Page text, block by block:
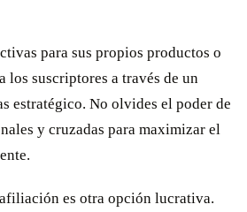
para sus propios productos o
los suscriptores a través de un
estratégico. No olvides el poder de
y cruzadas para maximizar el
es otra opción lucrativa.